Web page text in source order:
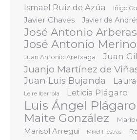
Ismael Ruiz de Azúa Iñigo
Javier Chaves Javier de
José Antonio Arberas
José Antonio Merino
Juan Antonio Aretxaga Juan Gil
Juanjo Martínez de
Juan Luis Bujanda
Leire Ibarrola Leticia Plágaro
Luis Ángel Plágaro
Maite González
Marisol Arregui Mikel Fiestras